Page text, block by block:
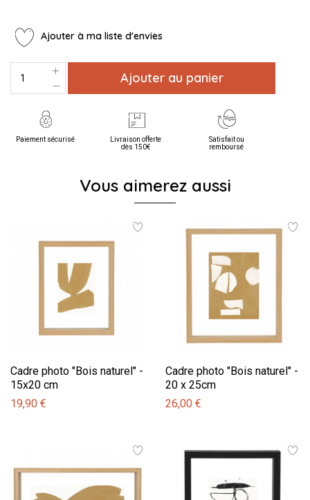
Ajouter à ma liste d'envies
Ajouter au panier
Paiement sécurisé
Livraison offerte
dès 150€
Satisfait ou
remboursé
Vous aimerez aussi
Cadre photo "Bois naturel" -
15x20 cm
19,90 €
Cadre photo "Bois naturel" -
20 x 25cm
26,00 €